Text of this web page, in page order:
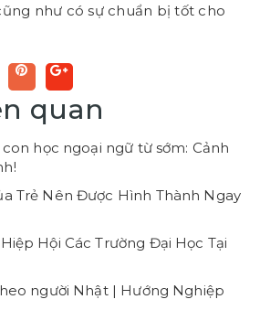
như có sự chuẩn bị tốt cho
quan
học ngoại ngữ từ sớm: Cảnh
Trẻ Nên Được Hình Thành Ngay
Hội Các Trường Đại Học Tại
người Nhật | Hướng Nghiệp